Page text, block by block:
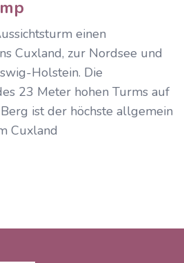
einen
Cuxland, zur Nordsee und
Holstein. Die
23 Meter hohen Turms auf
ist der höchste allgemein
Cuxland